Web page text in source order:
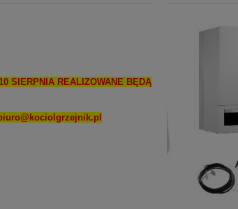
SIERPNIA REALIZOWANE BĘDĄ